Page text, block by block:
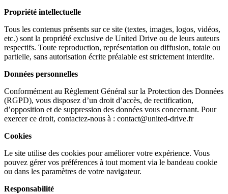
Propriété intellectuelle
Tous les contenus présents sur ce site (textes, images, logos, vidéos,
etc.) sont la propriété exclusive de United Drive ou de leurs auteurs
respectifs. Toute reproduction, représentation ou diffusion, totale ou
partielle, sans autorisation écrite préalable est strictement interdite.
Données personnelles
Conformément au Règlement Général sur la Protection des Données
(RGPD), vous disposez d’un droit d’accès, de rectification,
d’opposition et de suppression des données vous concernant. Pour
exercer ce droit, contactez-nous à : contact@united-drive.fr
Cookies
Le site utilise des cookies pour améliorer votre expérience. Vous
pouvez gérer vos préférences à tout moment via le bandeau cookie
ou dans les paramètres de votre navigateur.
Responsabilité